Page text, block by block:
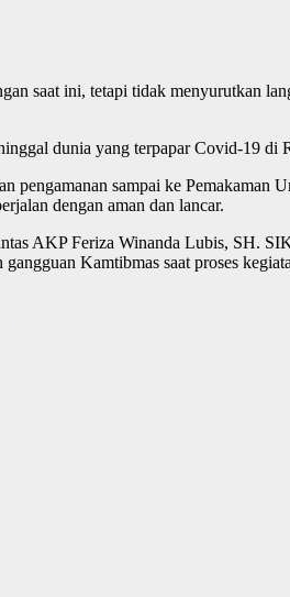
saat ini, tetapi tidak menyurutkan
dunia yang terpapar Covid-19
pengamanan sampai ke
dengan aman dan lancar.
AKP Feriza Winanda Lubis, SH.
Kamtibmas saat proses